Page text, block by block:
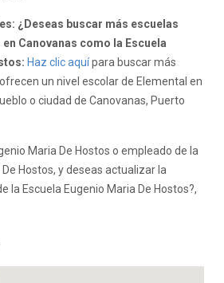
¿Deseas buscar más escuelas
Canovanas como la Escuela
Haz clic aquípara buscar más
un nivel escolar de Elemental en
o ciudad de Canovanas, Puerto
Maria De Hostos o empleado de la
Hostos, y deseas actualizar la
la Escuela Eugenio Maria De Hostos?,